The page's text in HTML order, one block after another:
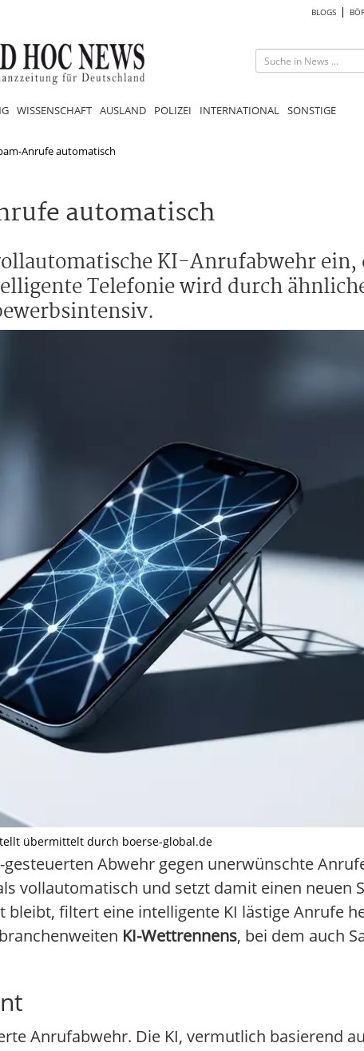
BLOGS
WISSENSCHAFT AUSLAND POLIZEI INTERNATIONAL SONSTIGE
Anrufe automatisch
automatisch
KI-Anrufabwehr ein,
Telefonie wird durch
übermittelt durch boerse-global.de
Abwehr gegen unerwünschte
vollautomatisch und setzt damit einen neuen
bleibt, filtert eine intelligente KI lästige Anrufe
KI-Wettrennens, bei dem auch
Anrufabwehr. Die KI, vermutlich basierend